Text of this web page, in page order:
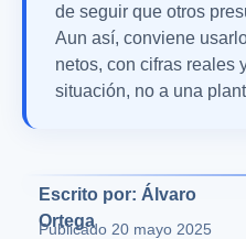
de seguir que otros
Aun así, conviene
netos, con cifras reales
situación, no a una
Escrito por: Álvaro
Ortega
Publicado 20 mayo 2025